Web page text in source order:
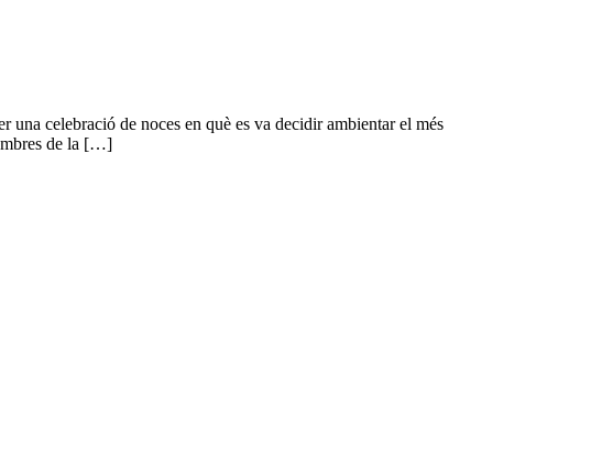
una celebració de noces en què es va decidir ambientar el més
de la […]